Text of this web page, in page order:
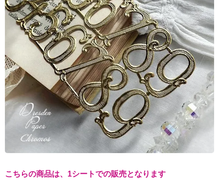
こちらの商品は、1シートでの販売となります